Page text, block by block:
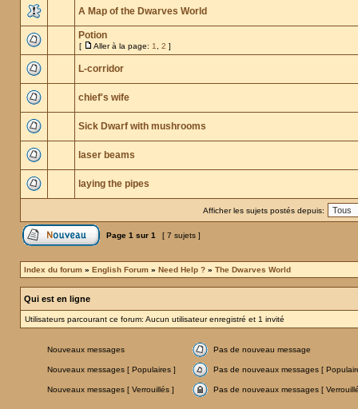
A Map of the Dwarves World
Potion
[ Aller à la page: 1 2 ]
L-corridor
chief's wife
Sick Dwarf with mushrooms
laser beams
laying the pipes
Afficher les sujets postés depuis:
Page 1 sur 1 [ 7 sujets ]
Index du forum » English Forum » Need Help ? » The Dwarves World
Qui est en ligne
Utilisateurs parcourant ce forum: Aucun utilisateur enregistré et 1 invité
Nouveaux messages Pas de nouveau message
Nouveaux messages [ Populaires ] Pas de nouveaux messages [
Nouveaux messages [ Verrouillés ] Pas de nouveaux messages [